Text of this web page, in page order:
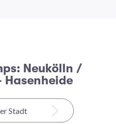
Neukölln /
Hasenheide